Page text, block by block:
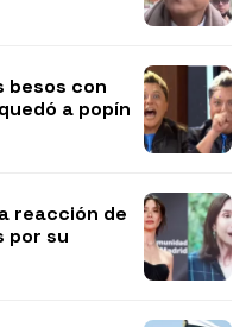
besos con
a popín
reacción de
por su